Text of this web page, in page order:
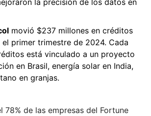
movió $237 millones en créditos
primer trimestre de 2024. Cada
está vinculado a un proyecto
en Brasil, energía solar en India,
en granjas.
78% de las empresas del Fortune